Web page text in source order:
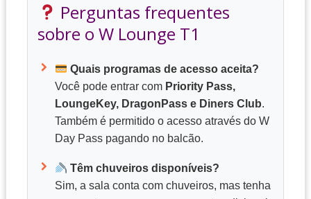
Perguntas frequentes
sobre o W Lounge T1
Quais programas de acesso aceita?
Você pode entrar com Priority Pass,
LoungeKey, DragonPass e Diners Club.
Também é permitido o acesso através do W
Day Pass pagando no balcão.
Têm chuveiros disponíveis?
Sim, a sala conta com chuveiros, mas tenha